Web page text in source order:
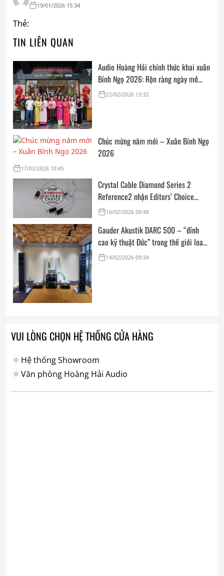
19/01/2026 15:34
Thẻ:
TIN LIÊN QUAN
Audio Hoàng Hải chính thức khai xuân
Bính Ngọ 2026: Rộn ràng ngày mở
cửa, trọn vẹn lời chúc đầu năm
22/02/2026 13:32
Chúc mừng năm mới – Xuân Bính Ngọ
2026
17/02/2026 10:45
Crystal Cable Diamond Series 2
Reference2 nhận Editors’ Choice
Award: Dedicated Audio 2026 từ The
16/02/2026 09:48
Gauder Akustik DARC 500 – “đỉnh
cao kỹ thuật Đức” trong thế giới loa
hi-end tham chiếu
14/02/2026 09:34
VUI LÒNG CHỌN HỆ THỐNG CỬA HÀNG
Hệ thống Showroom
Văn phòng Hoàng Hải Audio